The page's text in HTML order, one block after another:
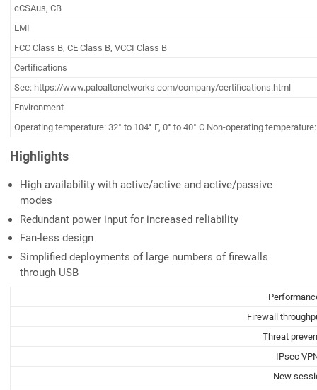
cCSAus, CB
EMI
FCC Class B, CE Class B, VCCI Class B
Certifications
See: https://www.paloaltonetworks.com/company/certifications.html
Environment
Operating temperature: 32° to 104° F, 0° to 40° C Non-operating
Highlights
High availability with active/active and active/passive
modes
Redundant power input for increased reliability
Fan-less design
Simplified deployments of large numbers of firewalls
through USB
Firewall
Threat
IPsec
New